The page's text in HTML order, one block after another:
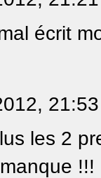
écrit
les 2
!!!